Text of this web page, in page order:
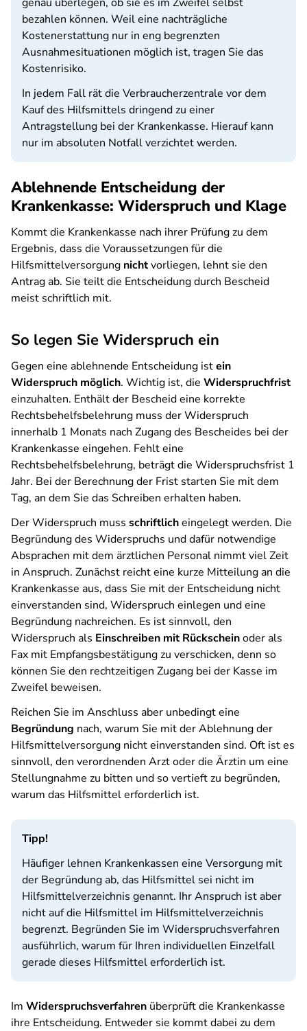
bezahlen können. Weil eine nachträgliche
Kostenerstattung nur in eng begrenzten
Ausnahmesituationen möglich ist, tragen Sie das
Kostenrisiko.
In jedem Fall rät die Verbraucherzentrale vor dem
Kauf des Hilfsmittels dringend zu einer
Antragstellung bei der Krankenkasse. Hierauf kann
nur im absoluten Notfall verzichtet werden.
Ablehnende Entscheidung der
Krankenkasse: Widerspruch und Klage
Kommt die Krankenkasse nach ihrer Prüfung zu dem
Ergebnis, dass die Voraussetzungen für die
Hilfsmittelversorgung nichtvorliegen, lehnt sie den
Antrag ab. Sie teilt die Entscheidung durch Bescheid
meist schriftlich mit.
So legen Sie Widerspruch ein
Gegen eine ablehnende Entscheidung istein
Widerspruch möglich. Wichtig ist, die Widerspruchfrist
einzuhalten. Enthält der Bescheid eine korrekte
Rechtsbehelfsbelehrung muss der Widerspruch
innerhalb 1 Monats nach Zugang des Bescheides bei der
Krankenkasse eingehen. Fehlt eine
Rechtsbehelfsbelehrung, beträgt die Widerspruchsfrist 1
Jahr. Bei der Berechnung der Frist starten Sie mit dem
Tag, an dem Sie das Schreiben erhalten haben.
Der Widerspruch muss schriftlicheingelegt werden. Die
Begründung des Widerspruchs und dafür notwendige
Absprachen mit dem ärztlichen Personal nimmt viel Zeit
in Anspruch. Zunächst reicht eine kurze Mitteilung an die
Krankenkasse aus, dass Sie mit der Entscheidung nicht
einverstanden sind, Widerspruch einlegen und eine
Begründung nachreichen. Es ist sinnvoll, den
Widerspruch als Einschreiben mit Rückscheinoder als
Fax mit Empfangsbestätigung zu verschicken, denn so
können Sie den rechtzeitigen Zugang bei der Kasse im
Zweifel beweisen.
Reichen Sie im Anschluss aber unbedingt eine
Begründung nach, warum Sie mit der Ablehnung der
Hilfsmittelversorgung nicht einverstanden sind. Oft ist es
sinnvoll, den verordnenden Arzt oder die Ärztin um eine
Stellungnahme zu bitten und so vertieft zu begründen,
warum das Hilfsmittel erforderlich ist.
Tipp!
Häufiger lehnen Krankenkassen eine Versorgung mit
der Begründung ab, das Hilfsmittel sei nicht im
Hilfsmittelverzeichnis genannt. Ihr Anspruch ist aber
nicht auf die Hilfsmittel im Hilfsmittelverzeichnis
begrenzt. Begründen Sie im Widerspruchsverfahren
ausführlich, warum für Ihren individuellen Einzelfall
gerade dieses Hilfsmittel erforderlich ist.
Im Widerspruchsverfahren überprüft die Krankenkasse
ihre Entscheidung. Entweder sie kommt dabei zu dem